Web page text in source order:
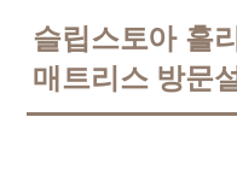
슬립스토아 홀
매트리스 방문